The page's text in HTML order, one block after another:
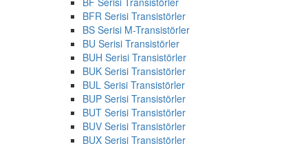
BFR Serisi Transistörler
BS Serisi M-Transistörler
BU Serisi Transistörler
BUH Serisi Transistörler
BUK Serisi Transistörler
BUL Serisi Transistörler
BUP Serisi Transistörler
BUT Serisi Transistörler
BUV Serisi Transistörler
BUX Serisi Transistörler